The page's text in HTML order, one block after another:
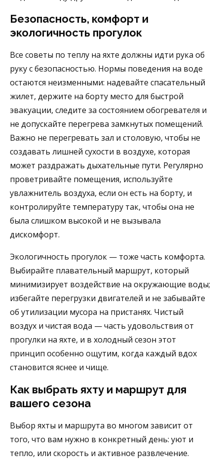
Безопасность, комфорт и
экологичность прогулок
Все советы по теплу на яхте должны идти рука об
руку с безопасностью. Нормы поведения на воде
остаются неизменными: надевайте спасательный
жилет, держите на борту место для быстрой
эвакуации, следите за состоянием обогревателя и
не допускайте перегрева замкнутых помещений.
Важно не перегревать зал и столовую, чтобы не
создавать лишней сухости в воздухе, которая
может раздражать дыхательные пути. Регулярно
проветривайте помещения, используйте
увлажнитель воздуха, если он есть на борту, и
контролируйте температуру так, чтобы она не
была слишком высокой и не вызывала
дискомфорт.
Экологичность прогулок — тоже часть комфорта.
Выбирайте плавательный маршрут, который
минимизирует воздействие на окружающие воды;
избегайте перегрузки двигателей и не забывайте
об утилизации мусора на пристанях. Чистый
воздух и чистая вода — часть удовольствия от
прогулки на яхте, и в холодный сезон этот
принцип особенно ощутим, когда каждый вдох
становится яснее и чище.
Как выбрать яхту и маршрут для
вашего сезона
Выбор яхты и маршрута во многом зависит от
того, что вам нужно в конкретный день: уют и
тепло, или скорость и активное развлечение.